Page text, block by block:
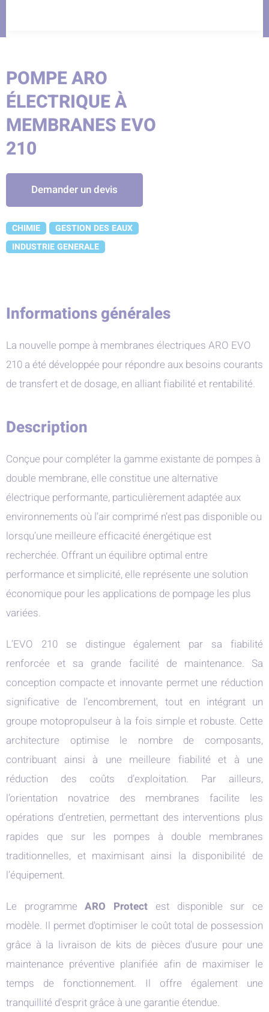
POMPE ARO
ÉLECTRIQUE À
MEMBRANES EVO
210
Demander un devis
CHIMIE
GESTION DES EAUX
INDUSTRIE GENERALE
Informations générales
La nouvelle pompe à membranes électriques ARO EVO
210 a été développée pour répondre aux besoins courants
de transfert et de dosage, en alliant fiabilité et rentabilité.
Description
Conçue pour compléter la gamme existante de pompes à
double membrane, elle constitue une alternative
électrique performante, particulièrement adaptée aux
environnements où l’air comprimé n’est pas disponible ou
lorsqu’une meilleure efficacité énergétique est
recherchée. Offrant un équilibre optimal entre
performance et simplicité, elle représente une solution
économique pour les applications de pompage les plus
variées.
L’EVO 210 se distingue également par sa fiabilité
renforcée et sa grande facilité de maintenance. Sa
conception compacte et innovante permet une réduction
significative de l’encombrement, tout en intégrant un
groupe motopropulseur à la fois simple et robuste. Cette
architecture optimise le nombre de composants,
contribuant ainsi à une meilleure fiabilité et à une
réduction des coûts d’exploitation. Par ailleurs,
l’orientation novatrice des membranes facilite les
opérations d’entretien, permettant des interventions plus
rapides que sur les pompes à double membranes
traditionnelles, et maximisant ainsi la disponibilité de
l’équipement.
Le programmeARO Protect est disponible sur ce
modèle. Il permet d'optimiser le coût total de possession
grâce à la livraison de kits de pièces d'usure pour une
maintenance préventive planifiée afin de maximiser le
temps de fonctionnement. Il offre également une
tranquillité d'esprit grâce à une garantie étendue.